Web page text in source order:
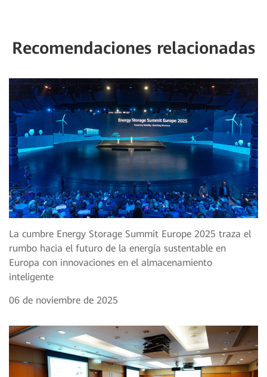
Recomendaciones relacionadas
La cumbre Energy Storage Summit Europe 2025 traza el
rumbo hacia el futuro de la energía sustentable en
Europa con innovaciones en el almacenamiento
inteligente
06 de noviembre de 2025